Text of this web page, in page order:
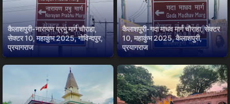
कैलाशपुरी-नारायण प्रभु मार्ग चौराहा,
सेक्टर 10, महाकुंभ 2025, गोविन्दपुर,
प्रयागराज
कैलाशपुरी-गदा माधव मार्ग चौराहा, सेक्टर
10, महाकुंभ 2025, कैलाशपुरी,
प्रयागराज